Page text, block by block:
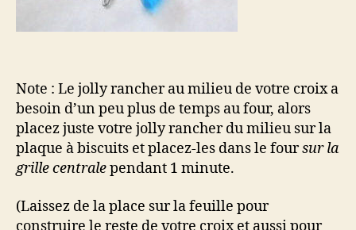
Note : Le jolly rancher au milieu de votre croix a
besoin d’un peu plus de temps au four, alors
placez juste votre jolly rancher du milieu sur la
plaque à biscuits et placez-les dans le foursur la
grille centralependant 1 minute.
(Laissez de la place sur la feuille pour
construire le reste de votre croix et aussi pour